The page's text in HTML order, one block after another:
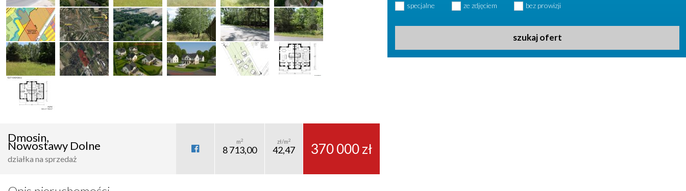
Dmosin,
Nowostawy Dolne
działka na sprzedaż
m2
8 713,00
zł/m2
42,47 370 000 zł
specjalne ze zdjęciem bez prowizji
szukaj ofert